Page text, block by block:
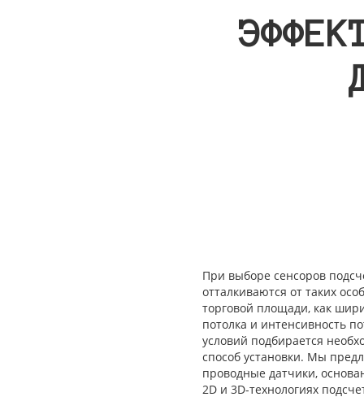
При выборе сенсоров
отталкиваются от таких
торговой площади, как
потолка и интенсивность
условий подбирается
способ установки. Мы
проводные датчики,
2D и 3D-технологиях